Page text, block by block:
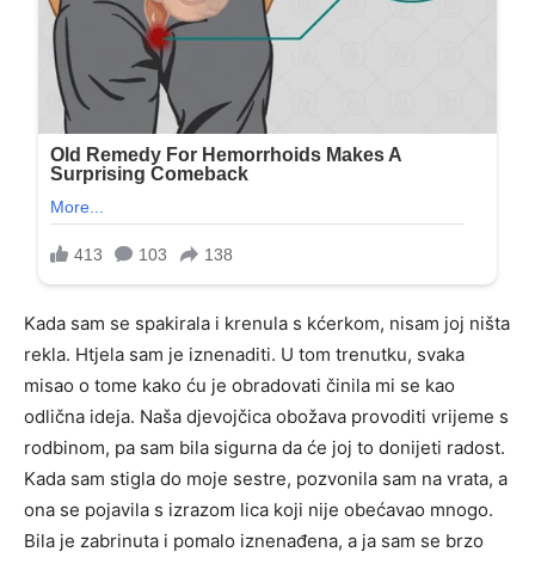
Kada sam se spakirala i krenula s kćerkom, nisam joj ništa
rekla. Htjela sam je iznenaditi. U tom trenutku, svaka
misao o tome kako ću je obradovati činila mi se kao
odlična ideja. Naša djevojčica obožava provoditi vrijeme s
rodbinom, pa sam bila sigurna da će joj to donijeti radost.
Kada sam stigla do moje sestre, pozvonila sam na vrata, a
ona se pojavila s izrazom lica koji nije obećavao mnogo.
Bila je zabrinuta i pomalo iznenađena, a ja sam se brzo